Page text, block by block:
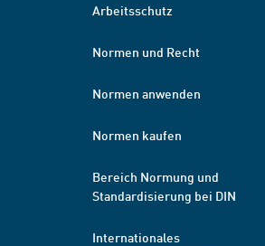
Arbeitsschutz
Normen und Recht
Normen anwenden
Normen kaufen
Bereich Normung und
Standardisierung bei DIN
Internationales